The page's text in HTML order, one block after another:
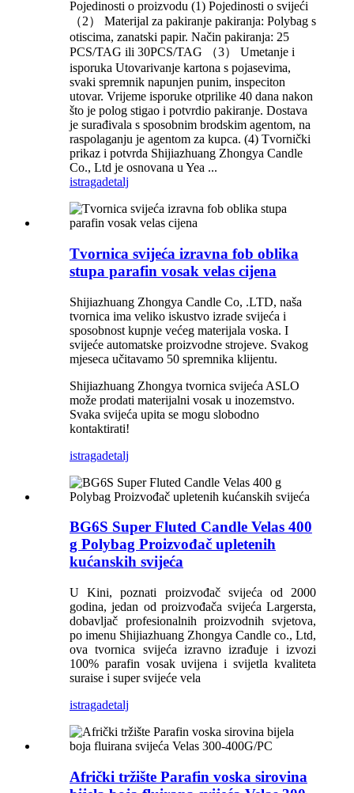
Pojedinosti o proizvodu (1) Pojedinosti o svijeći
（2） Materijal za pakiranje pakiranja: Polybag s
otiscima, zanatski papir. Način pakiranja: 25
PCS/TAG ili 30PCS/TAG （3） Umetanje i
isporuka Utovarivanje kartona s pojasevima,
svaki spremnik napunjen punim, inspeciton
utovar. Vrijeme isporuke otprilike 40 dana nakon
što je polog stigao i potvrdio pakiranje. Dostava
je surađivala s sposobnim brodskim agentom, na
raspolaganju je agentom za kupca. (4) Tvornički
prikaz i potvrda Shijiazhuang Zhongya Candle
Co., Ltd je osnovana u Yea ...
istragadetalj
Tvornica svijeća izravna fob oblika
stupa parafin vosak velas cijena
Shijiazhuang Zhongya Candle Co, .LTD, naša
tvornica ima veliko iskustvo izrade svijeća i
sposobnost kupnje većeg materijala voska. I
svijeće automatske proizvodne strojeve. Svakog
mjeseca učitavamo 50 spremnika klijentu.
Shijiazhuang Zhongya tvornica svijeća ASLO
može prodati materijalni vosak u inozemstvo.
Svaka svijeća upita se mogu slobodno
kontaktirati!
istragadetalj
BG6S Super Fluted Candle Velas 400
g Polybag Proizvođač upletenih
kućanskih svijeća
U Kini, poznati proizvođač svijeća od 2000
godina, jedan od proizvođača svijeća Largersta,
dobavljač profesionalnih proizvodnih svjetova,
po imenu Shijiazhuang Zhongya Candle co., Ltd,
ova tvornica svijeća izravno izrađuje i izvozi
100% parafin vosak uvijena i svijetla kvaliteta
suraise i super svijeće vela
istragadetalj
Afrički tržište Parafin voska sirovina